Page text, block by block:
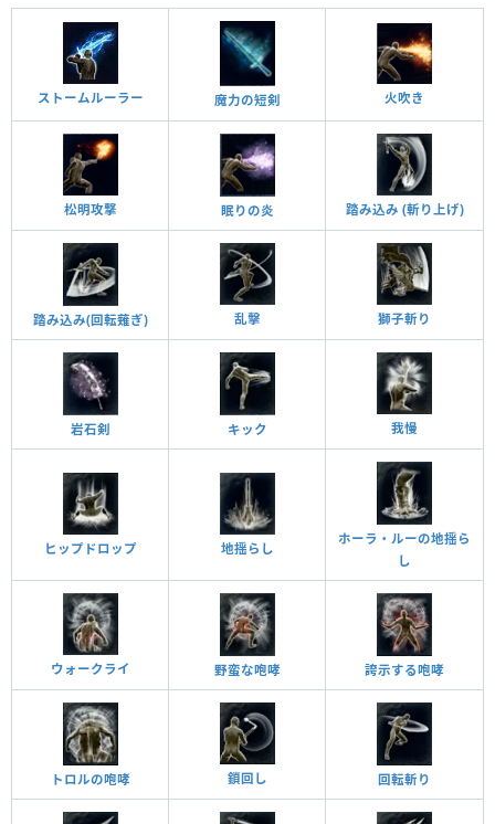
ストームルーラー 魔力の短剣 火吹き
松明攻撃 眠りの炎 踏み込み (斬り上げ)
踏み込み(回転薙ぎ) 乱擊 獅子斬り
岩石剣 キック 我慢
ヒップドロップ 地揺らし
ホーラ・ルーの地揺ら
し
ウォークライ 野蛮な咆哮 誇示する咆哮
トロルの咆哮 鎖回し 回転斬り